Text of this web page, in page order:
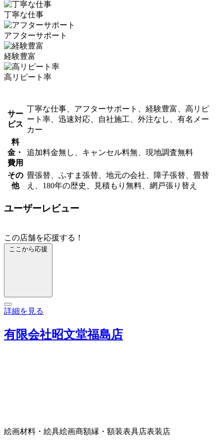
丁寧な仕事
アフターサポート
経験豊富
高リピート率
サー
ビス
丁寧な仕事、アフターサポート、経験豊富、高リピ
ート率、迅速対応、自社施工、外注なし、有名メー
カー
料
金・
費用
追加料金無し、キャンセル料無、現地調査無料
その
他
畳張替、ふすま張替、地元の会社、障子張替、畳替
え、180年の歴史、見積もり無料、網戸張り替え
ユーザーレビュー
この店舗を応援する！
ここから応援
詳細を見る
有限会社昭文堂福島店
絵画材料・絵具絵画商額縁・額装表具店表装店